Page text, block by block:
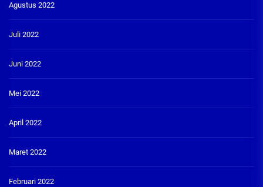
Agustus 2022
Juli 2022
Juni 2022
Mei 2022
April 2022
Maret 2022
Februari 2022